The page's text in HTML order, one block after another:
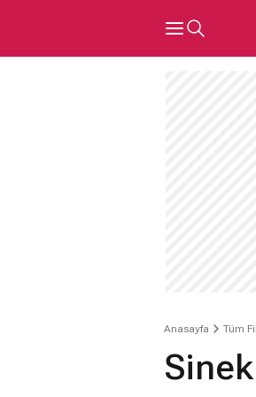
Anasayfa Tüm